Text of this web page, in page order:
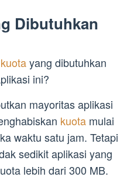
Dibutuhkan
kuotayang dibutuhkan
ini?
mayoritas aplikasi
kuota mulai
waktu satu jam. Tetapi
sedikit aplikasi yang
lebih dari 300 MB.